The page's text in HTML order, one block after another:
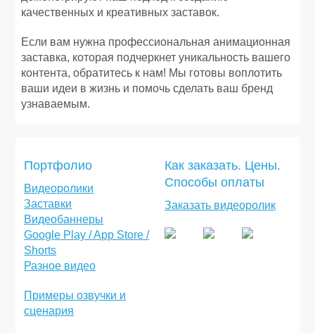
качественных и креативных заставок.
Если вам нужна профессиональная анимационная
заставка, которая подчеркнет уникальность вашего
контента, обратитесь к нам! Мы готовы воплотить
ваши идеи в жизнь и помочь сделать ваш бренд
узнаваемым.
Портфолио
Видеоролики
Заставки
Видеобаннеры
Google Play / App Store /
Shorts
Разное видео
Примеры озвучки и
сценария
Как заказать. Цены.
Способы оплаты
Заказать видеоролик